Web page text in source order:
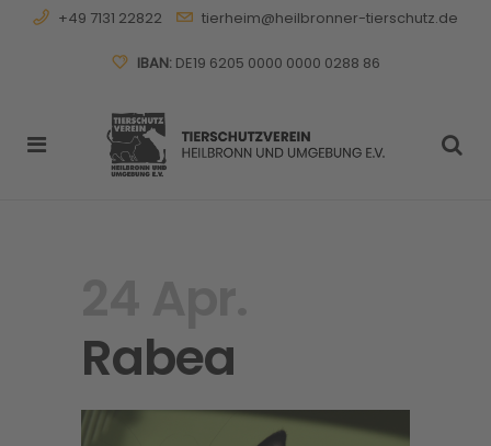
+49 7131 22822 tierheim@heilbronner-tierschutz.de
IBAN:DE19 6205 0000 0000 0288 86
Rabea